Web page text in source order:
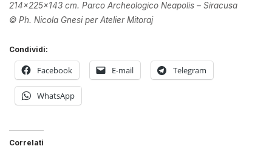
214x225x143 cm. Parco Archeologico Neapolis – Siracusa
© Ph. Nicola Gnesi per Atelier Mitoraj
Condividi:
Facebook E-mail Telegram
WhatsApp
Correlati